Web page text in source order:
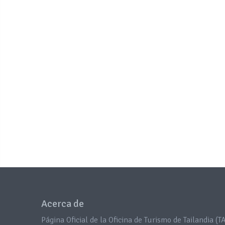
Acerca de
Página Oficial de la Oficina de Turismo de Tailandia